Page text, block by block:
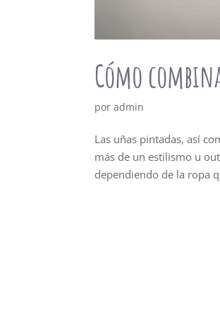
Cómo
poradmin
Las uñas pintadas, así
más de un estilismo u
dependiendo de la ropa